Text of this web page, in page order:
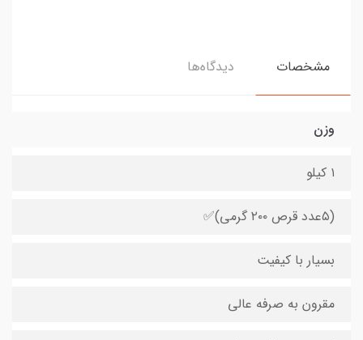
مشخصات دیدگاه‌ها
وزن
۱ کیلو
(۵عدد قرص ۲۰۰ گرمی)✅
بسیار با کیفیت
مقرون به صرفه عالی